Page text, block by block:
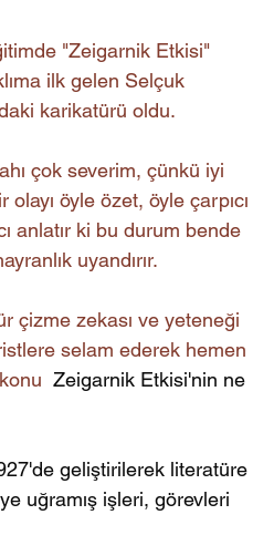
"Zeigarnik Etkisi"
ilk gelen Selçuk
karikatürü oldu.
çok severim, çünkü iyi
olayı öyle özet, öyle çarpıcı
anlatır ki bu durum bende
uyandırır.
çizme zekası ve yeteneği
selam ederek hemen
Zeigarnik Etkisi'nin ne
geliştirilerek literatüre
uğramış işleri, görevleri